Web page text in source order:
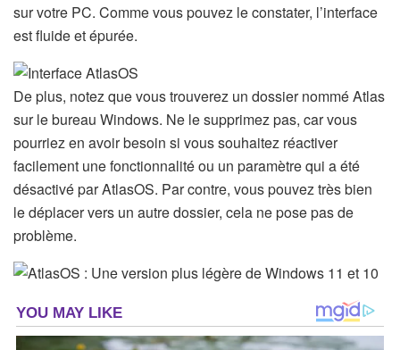
sur votre PC. Comme vous pouvez le constater, l’interface
est fluide et épurée.
De plus, notez que vous trouverez un dossier nommé Atlas
sur le bureau Windows. Ne le supprimez pas, car vous
pourriez en avoir besoin si vous souhaitez réactiver
facilement une fonctionnalité ou un paramètre qui a été
désactivé par AtlasOS. Par contre, vous pouvez très bien
le déplacer vers un autre dossier, cela ne pose pas de
problème.